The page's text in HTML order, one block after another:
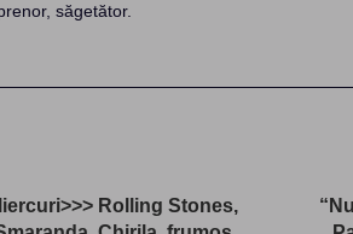
săgetător.
Rolling Stones,